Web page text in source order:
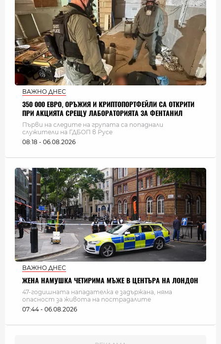
ВАЖНО ДНЕС
350 000 ЕВРО, ОРЪЖИЯ И КРИПТОПОРТФЕЙЛИ СА ОТКРИТИ
ПРИ АКЦИЯТА СРЕЩУ ЛАБОРАТОРИЯТА ЗА ФЕНТАНИЛ
Първи на следите на групата са попаднали
служители на ГДБОП в Русе
08:18 - 06.08.2026
ВАЖНО ДНЕС
ЖЕНА НАМУШКА ЧЕТИРИМА МЪЖЕ В ЦЕНТЪРА НА ЛОНДОН
47-годишната нападателка е задържана, няма
опасност за живота на пострадалите
07:44 - 06.08.2026